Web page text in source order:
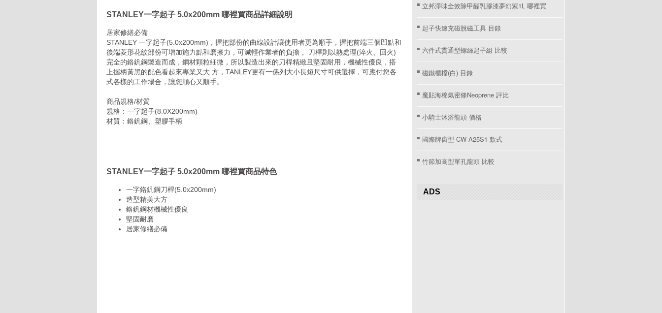
STANLEY一字起子 5.0x200mm 哪裡買商品詳細說明
居家修繕必備
STANLEY 一字起子(5.0x200mm)，握把部份的曲線設計讓使用者更為順手，握把前端三個凹點和
後端菱形花紋部份可增加施力點和磨擦力，可減輕作業者的負擔， 刀桿則以熱處理(淬火、回火)
完全的鉻釩鋼製造而成，鋼材顆粒細微，所以製造出來的刀桿精緻且堅固耐用，機械性優良，搭
上握柄黃黑的配色看起來專業又大 方，TANLEY更有一係列大小長短尺寸可供選擇，可應付您各
式各樣的工作場合，讓您順心又順手。
商品規格/材質
規格：一字起子(8.0X200mm)
材質：鉻釩鋼、塑膠手柄
STANLEY一字起子 5.0x200mm 哪裡買商品特色
一字鉻釩鋼刀桿(5.0x200mm)
造型精美大方
鉻釩鋼材機械性優良
堅固耐磨
居家修繕必備
立邦淨味全效除甲醛乳膠漆夢幻紫1L 哪裡買
起子快速充磁脫磁工具 目錄
六件式貫通型螺絲起子組 比較
磁鐵櫃檔(白) 目錄
魔貼海棉氣密條Neoprene 評比
小騎士沐浴龍頭 價格
國際牌窗型 CW-A25S1 款式
竹節加高型單孔龍頭 比較
ADS